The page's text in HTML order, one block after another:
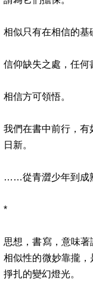
相似只有在相信的基
信仰缺失之處，任何
相信方可領悟。
我們在書中前行，有
日新。
……從青澀少年到成
*
思想，書寫，意味
相似性的微妙靠攏
掙扎的變幻燈光。